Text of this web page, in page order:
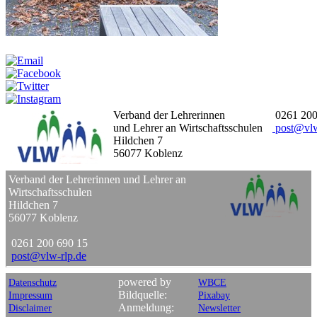
Verband der Lehrerinnen
und Lehrer an Wirtschaftsschulen
Hildchen 7
56077 Koblenz
0261
post@
Verband der Lehrerinnen und Lehrer an
Wirtschaftsschulen
Hildchen 7
56077 Koblenz
0261 200 690 15
post@vlw-rlp.de
Datenschutz
Impressum
Disclaimer
powered by
Bildquelle:
Anmeldung:
WBCE
Pixabay
Newsletter